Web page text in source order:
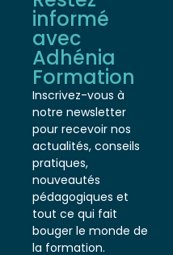
Restez
informé
avec
Adhénia
Formation
Inscrivez-vous à
notre newsletter
pour recevoir nos
actualités, conseils
pratiques,
nouveautés
pédagogiques et
tout ce qui fait
bouger le monde de